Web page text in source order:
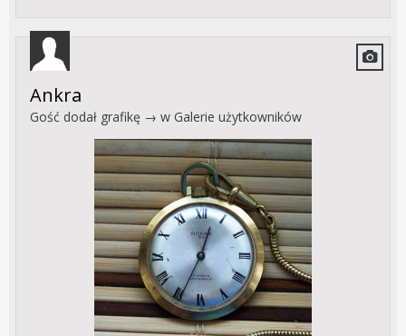
Ankra
Gość dodał grafikę → w Galerie użytkowników